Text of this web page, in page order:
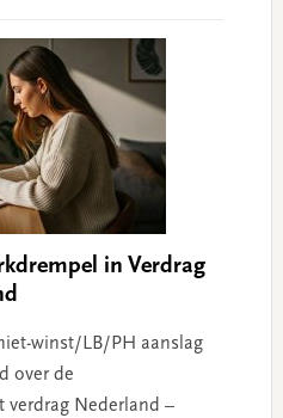
in Verdrag
winst/LB/PH aanslag
over de
verdrag Nederland –